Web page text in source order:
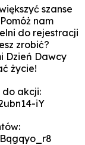
Biznes
się na studia
szanse
nam
do rejestracji
zrobić?
Dzień Dawcy
życie!
do akcji:
iY